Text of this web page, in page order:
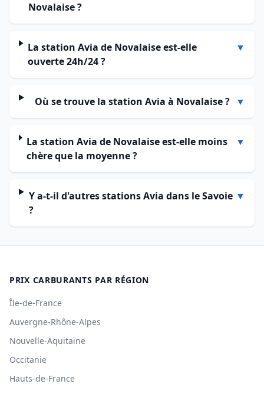
Novalaise ?
La station Avia de Novalaise est-elle
ouverte 24h/24 ?
▼
Où se trouve la station Avia à Novalaise ? ▼
La station Avia de Novalaise est-elle moins
chère que la moyenne ?
▼
Y a-t-il d'autres stations Avia dans le Savoie
?
▼
PRIX CARBURANTS PAR RÉGION
Île-de-France
Auvergne-Rhône-Alpes
Nouvelle-Aquitaine
Occitanie
Hauts-de-France